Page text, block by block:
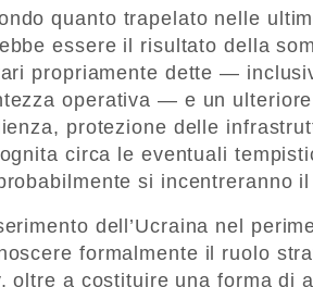
quanto trapelato nelle
essere il risultato della
propriamente dette —
operativa — e un
protezione delle
circa le eventuali
si incentreranno
dell’Ucraina nel
formalmente il ruolo
oltre a costituire una forma di